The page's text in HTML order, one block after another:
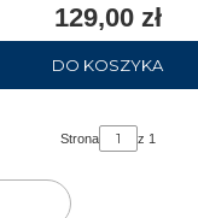
129,00 zł
DO KOSZYKA
Strona z 1